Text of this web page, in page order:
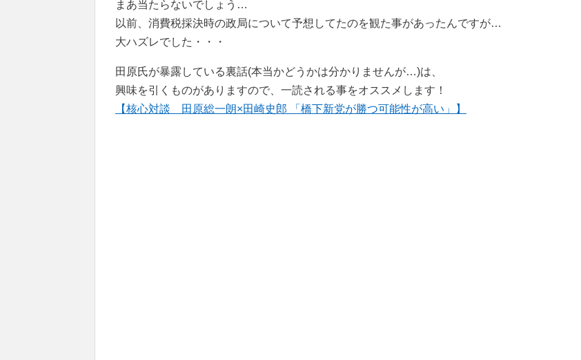
まあ当たらないでしょう…
以前、消費税採決時の政局について予想してたのを観た事があったんですが…
大ハズレでした・・・
田原氏が暴露している裏話(本当かどうかは分かりませんが…)は、
興味を引くものがありますので、一読される事をオススメします！
【核心対談 田原総一朗×田崎史郎 「橋下新党が勝つ可能性が高い」】